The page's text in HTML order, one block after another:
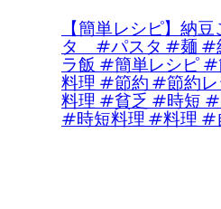
【簡単レシピ】納
タ #パスタ #麺 #
ラ飯 #簡単レシピ
料理 #節約 #節約
料理 #貧乏 #時短 #
#時短料理 #料理 #